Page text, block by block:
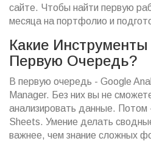
сайте. Чтобы найти первую
месяца на портфолио и
Какие
Первую Очередь?
В первую очередь - Google
Manager. Без них вы не
анализировать данные. Потом
Sheets. Умение делать
важнее, чем знание сложных